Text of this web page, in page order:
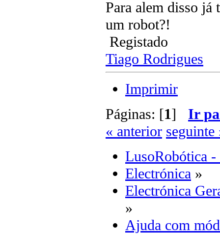
Para alem disso já
um robot?!
Registado
Tiago Rodrigues
Imprimir
Páginas: [1] Ir
« anterior seguinte
LusoRobótica -
Electrónica »
Electrónica
»
Ajuda com